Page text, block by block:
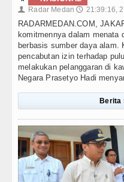
👤 Radar Medan 🕔 21:39:16,
RADARMEDAN.COM,
komitmennya dalam menata
berbasis sumber daya alam.
pencabutan izin terhadap
melakukan pelanggaran di
Negara Prasetyo Hadi
Berita